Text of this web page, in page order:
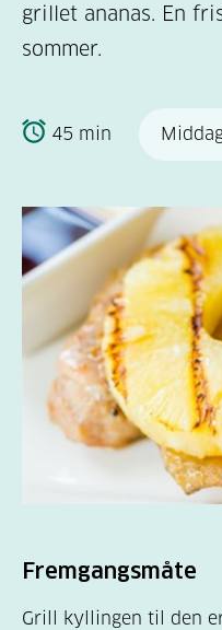
grillet ananas. En
sommer.
45 min
Fremgangsmåte
Grill kyllingen til den